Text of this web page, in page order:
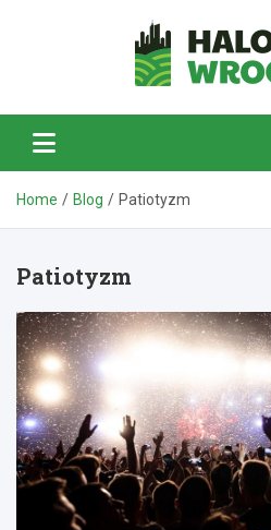
Home Blog Patiotyzm
Patiotyzm